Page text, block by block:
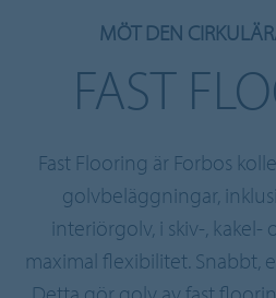
MÖT DEN
FAST
Fast Flooring är Forbos
golvbeläggningar,
interiörgolv, i skiv-,
maximal flexibilitet. Snabbt,